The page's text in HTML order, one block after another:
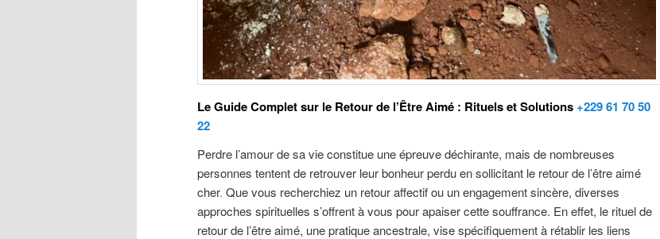
Le Guide Complet sur le Retour de l’Être Aimé : Rituels et Solutions+229 61 70 50
22
Perdre l’amour de sa vie constitue une épreuve déchirante, mais de nombreuses
personnes tentent de retrouver leur bonheur perdu en sollicitant le retour de l’être aimé
cher. Que vous recherchiez un retour affectif ou un engagement sincère, diverses
approches spirituelles s’offrent à vous pour apaiser cette souffrance. En effet, le rituel de
retour de l’être aimé, une pratique ancestrale, vise spécifiquement à rétablir les liens